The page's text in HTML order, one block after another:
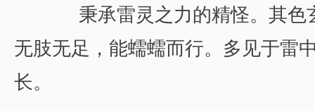
秉承雷灵之力的精怪。其色
无肢无足，能蠕蠕而行。多见于雷
长。